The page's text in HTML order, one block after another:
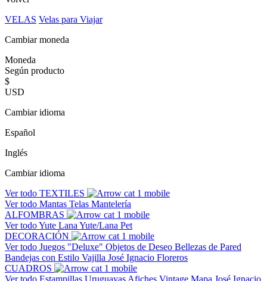
VELAS Velas para Viajar
Cambiar moneda
Moneda
Según producto
$
USD
Cambiar idioma
Español
Inglés
Cambiar idioma
Ver todo TEXTILES
Ver todo Mantas Telas Mantelería
ALFOMBRAS
Ver todoYute Lana Yute/Lana Pet
DECORACIÓN
Ver todo Juegos "Deluxe" Objetos de Deseo Bellezas de Pared
Bandejas con Estilo Vajilla José Ignacio Floreros
CUADROS
Ver todo Estampillas Uruguayas Afiches Vintage Mapa José Ignacio